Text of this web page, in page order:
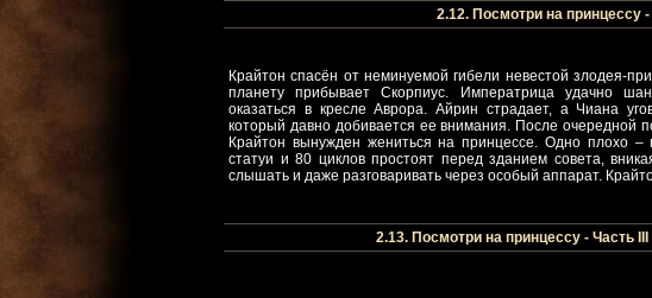
2.12. Посмотри на принцессу
Крайтон спасён от неминуемой гибели невестой злодея-
планету прибывает Скорпиус. Императрица удачно
оказаться в кресле Аврора. Айрин страдает, а Чиана
который давно добивается ее внимания. После очередной
Крайтон вынужден жениться на принцессе. Одно плохо
статуи и 80 циклов простоят перед зданием совета,
слышать и даже разговаривать через особый аппарат.
2.13. Посмотри на принцессу - Часть